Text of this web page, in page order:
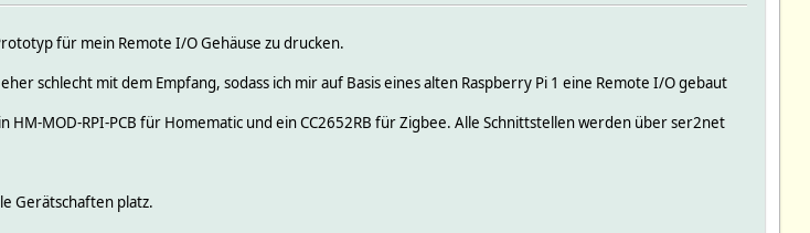
für mein Remote I/O Gehäuse zu drucken.
schlecht mit dem Empfang, sodass ich mir auf Basis eines alten Raspberry Pi 1 eine Remote I/O gebaut
MOD-RPI-PCB für Homematic und ein CC2652RB für Zigbee. Alle Schnittstellen werden über ser2net
Gerätschaften platz.